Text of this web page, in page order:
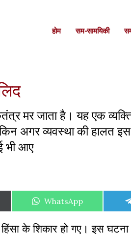
होम सम-सामयिकी
मर जाता है। यह एक
अगर व्यवस्था की हालत
भी आए
Share
WhatsApp
के शिकार हो गए। इस